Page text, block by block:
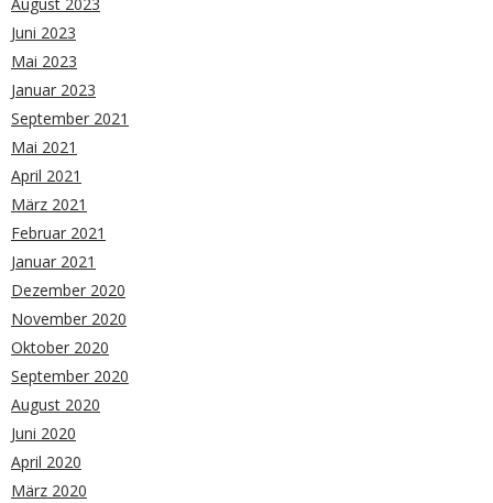
Juni 2023
Mai 2023
Januar 2023
September 2021
Mai 2021
April 2021
März 2021
Februar 2021
Januar 2021
Dezember 2020
November 2020
Oktober 2020
September 2020
August 2020
Juni 2020
April 2020
März 2020